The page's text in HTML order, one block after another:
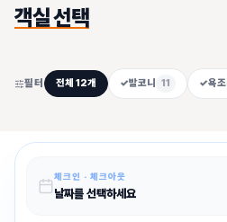
객실 선택
필터 전체12개 ✓발코니 11 ✓욕조
체크인 · 체크아웃
날짜를 선택하세요